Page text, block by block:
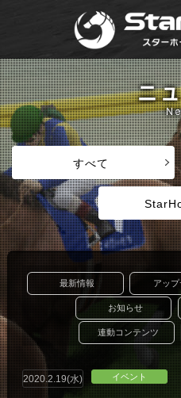
すべて
最新情報 アップ
お知らせ
連動コンテンツ
2020.2.19(水) イベント